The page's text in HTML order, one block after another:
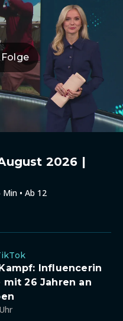
Folge
2026 |
• Ab 12
Influencerin
mit 26 Jahren an